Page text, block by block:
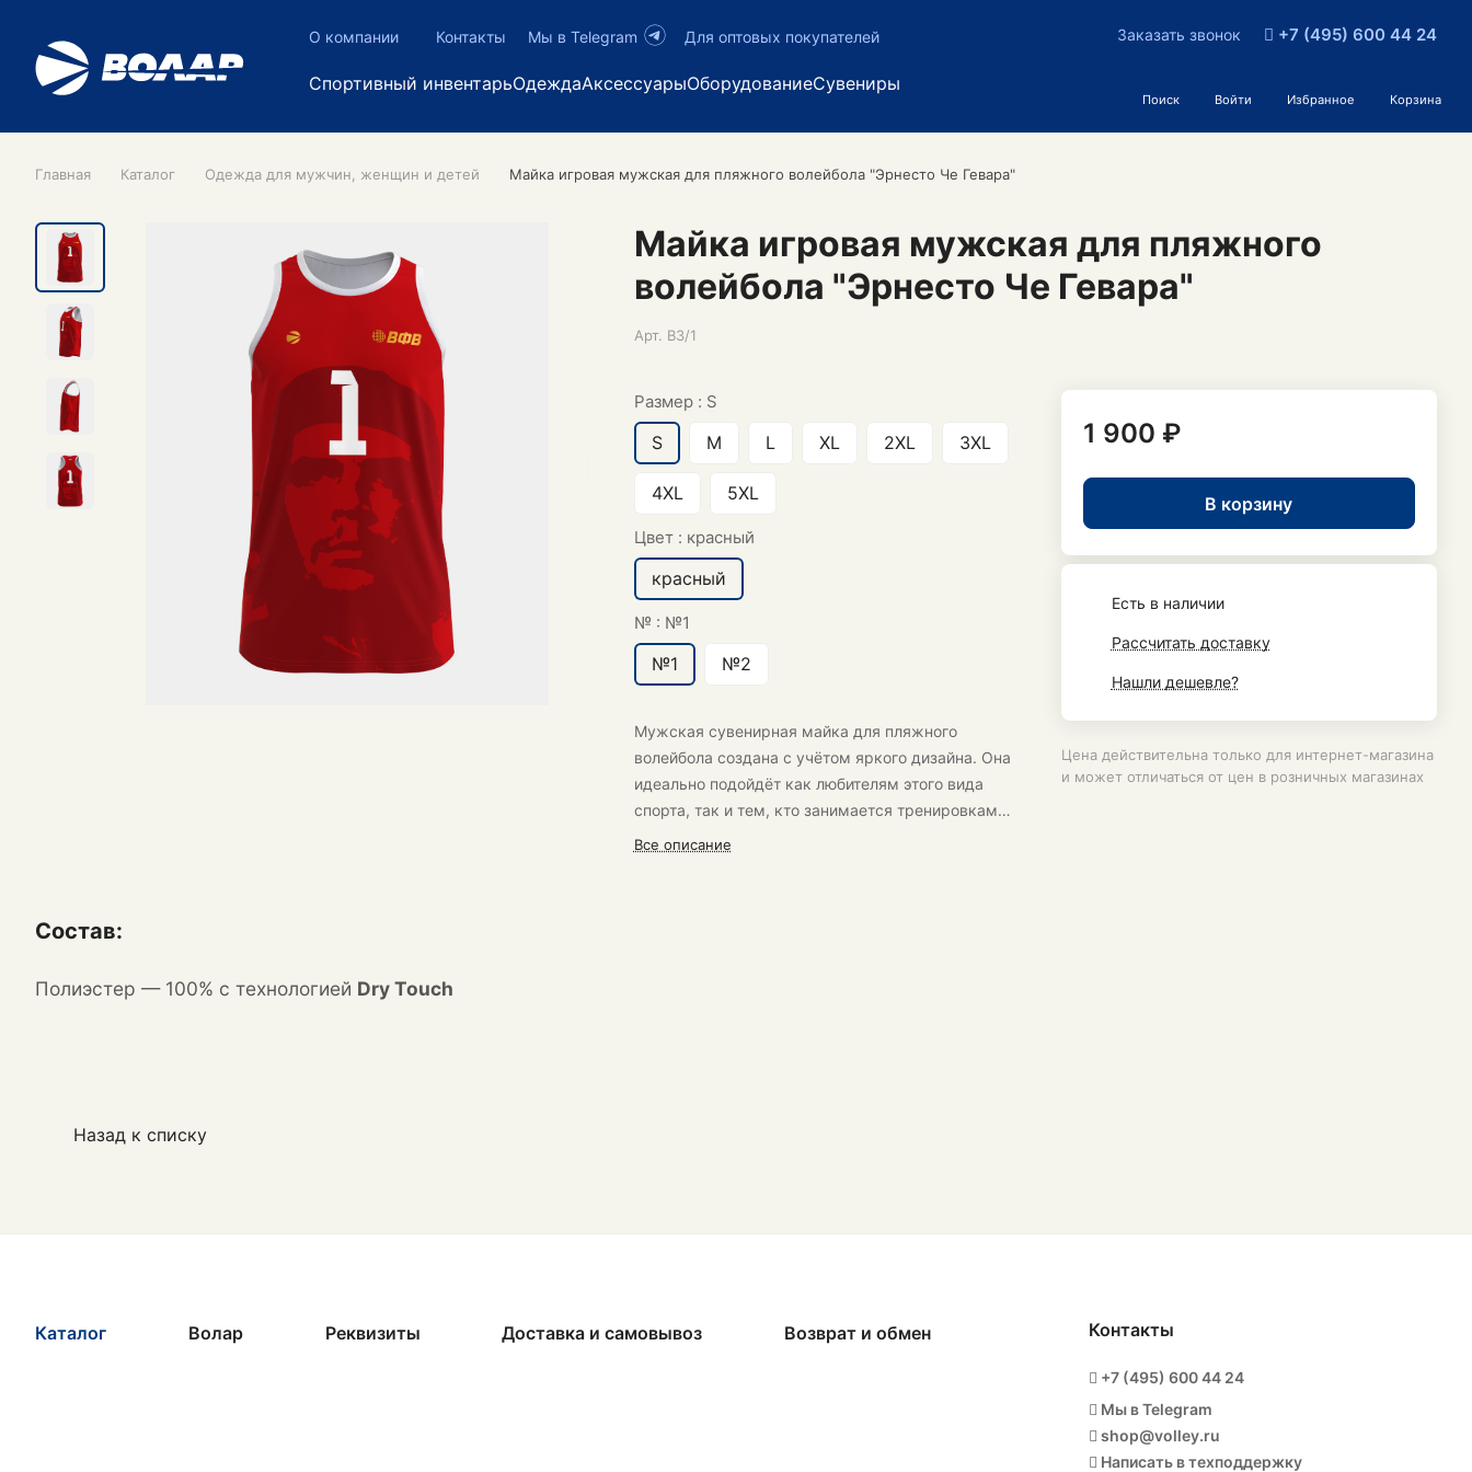
О компании Контакты Мы в Telegram Для оптовых покупателей
Спортивный инвентарьОдеждаАксессуарыОборудованиеСувениры
Заказать звонок +7 (495) 600 44 24
Поиск Войти Избранное Корзина
Главная Каталог Одежда для мужчин, женщин и детей Майка игровая мужская для пляжного волейбола "Эрнесто Че Гевара"
Майка игровая мужская для пляжного
волейбола "Эрнесто Че Гевара"
Арт. B3/1
Размер : S
S M L XL 2XL 3XL
4XL 5XL
Цвет : красный
красный
№ : №1
№1 №2
Мужская сувенирная майка для пляжного
волейбола создана с учётом яркого дизайна. Она
идеально подойдёт как любителям этого вида
спорта, так и тем, кто занимается тренировками
в спортзале или на свежем воздухе в летний
Все описание
1 900 ₽
В корзину
Есть в наличии
Рассчитать доставку
Нашли дешевле?
Цена действительна только для интернет-магазина
и может отличаться от цен в розничных магазинах
Состав:
Полиэстер — 100% с технологией Dry Touch
Назад к списку
Каталог Волар Реквизиты Доставка и самовывоз Возврат и обмен Контакты
+7 (495) 600 44 24
Мы в Telegram
shop@volley.ru
Написать в техподдержку